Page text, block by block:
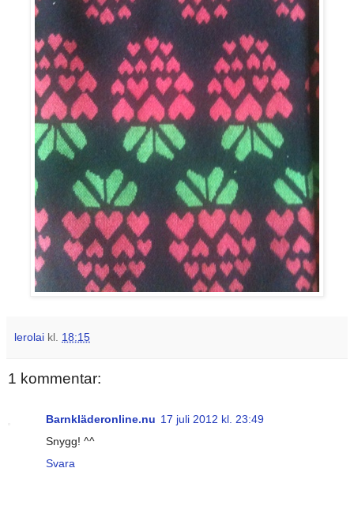
lerolai kl. 18:15
1 kommentar:
Barnkläderonline.nu 17 juli 2012 kl. 23:49
Snygg! ^^
Svara